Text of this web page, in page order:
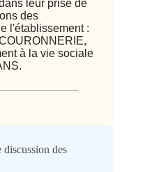
leur prise de
des
l'établissement :
à la vie sociale
des